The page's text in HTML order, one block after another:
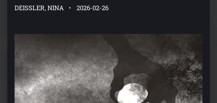
DEISSLER, NINA 2026-02-26